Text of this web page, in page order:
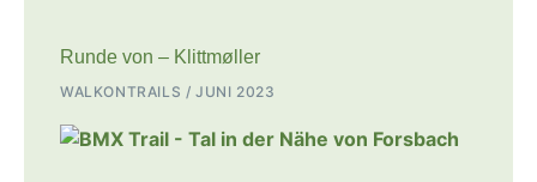
Runde von – Klittmøller
WALKONTRAILS JUNI 2023